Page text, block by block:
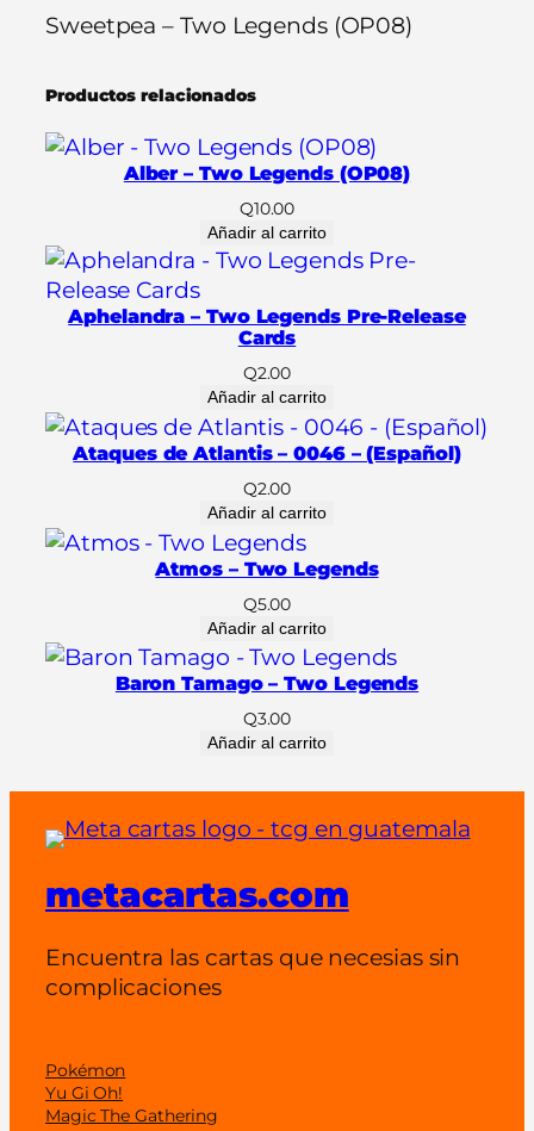
L
e
n
O
P
a
i
d
Sweetpea – Two Legends (OP08)
Productos relacionados
Alber – Two Legends (OP08)
Q10.00
Añadir al carrito
Aphelandra – Two Legends Pre-Release
Cards
Q2.00
Añadir al carrito
Ataques de Atlantis – 0046 – (Español)
Q2.00
Añadir al carrito
Atmos – Two Legends
Q5.00
Añadir al carrito
Baron Tamago – Two Legends
Q3.00
Añadir al carrito
metacartas.com
Encuentra las cartas que necesias sin
complicaciones
Pokémon
Yu Gi Oh!
Magic The Gathering